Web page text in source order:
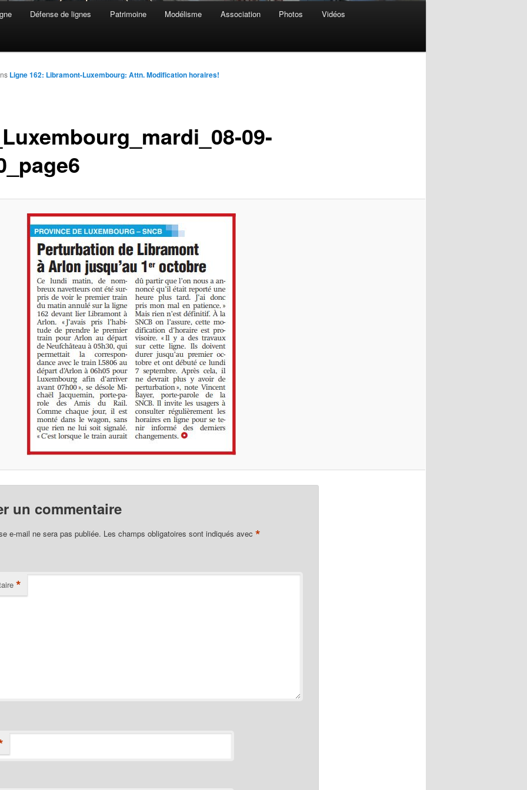
Défense de lignes Patrimoine Modélisme Association Photos Vidéos
09-
Ligne 162: Libramont-Luxembourg: Attn. Modification horaires!
un commentaire
e-mail ne sera pas publiée. Les champs obligatoires sont indiqués avec *
*